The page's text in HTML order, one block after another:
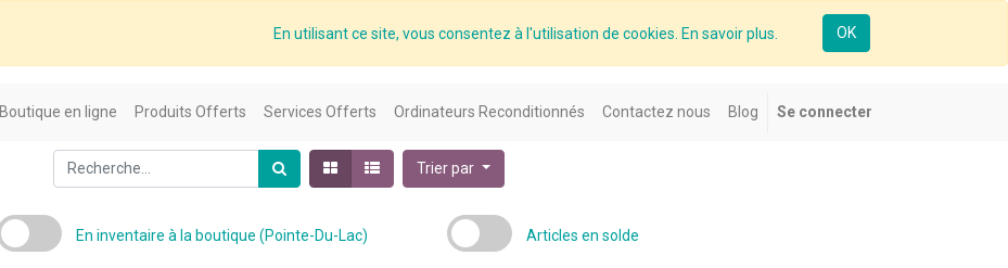
En utilisant ce site, vous consentez à l'utilisation de cookies. En savoir plus. OK
Boutique en ligne Produits Offerts Services Offerts Ordinateurs Reconditionnés Contactez nous Blog Se connecter
Trier par
En inventaire à la boutique (Pointe-Du-Lac) Articles en solde